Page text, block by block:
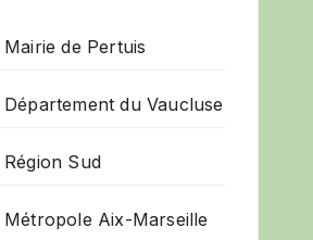
Mairie de Pertuis
Département du Vaucluse
Région Sud
Métropole Aix-Marseille